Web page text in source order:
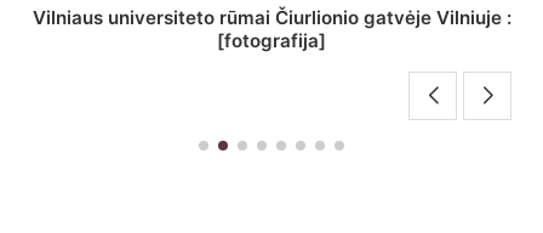
St. Batoro universiteto J. Pilsudskio kolegija :
[fotografija]